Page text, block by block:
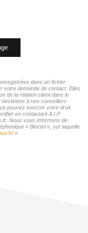
dans un fichier
votre demande de contact. Elles
de la relation client dans le
à nos conseillers
pouvez exercer votre droit
en contactant A.I.P
Nous vous informons de
« Bloctel », sur laquelle
»